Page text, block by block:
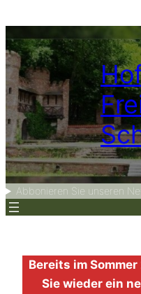
springen
Abbonieren Sie unseren
Bereits im
Sie wieder ein